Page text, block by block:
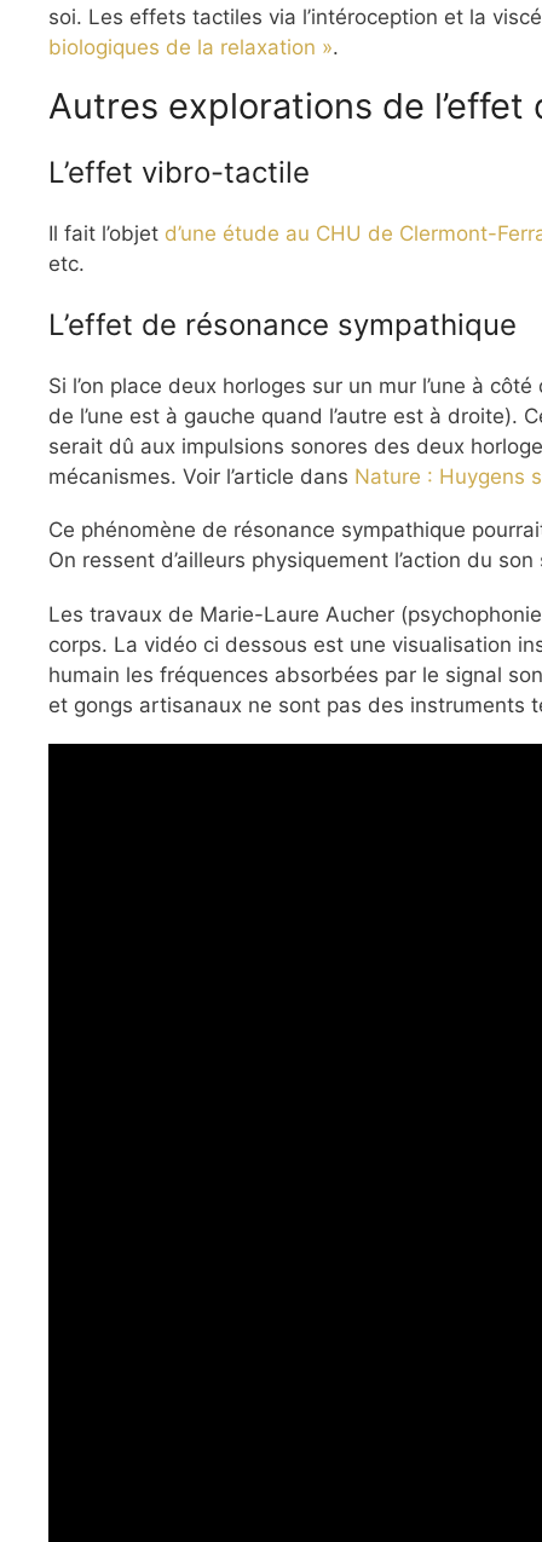
soi. Les effets tactiles via l’intéroception et la
biologiques de la relaxation ».
Autres explorations de l’effet
L’effet vibro-tactile
Il fait l’objet d’une étude au CHU de Clermont-
etc.
L’effet de résonance sympathique
Si l’on place deux horloges sur un mur l’une à
de l’une est à gauche quand l’autre est à
serait dû aux impulsions sonores des deux
mécanismes. Voir l’article dans Nature : Huygens
Ce phénomène de résonance sympathique
On ressent d’ailleurs physiquement l’action du
Les travaux de Marie-Laure Aucher
corps. La vidéo ci dessous est une visualisation
humain les fréquences absorbées par le signal
et gongs artisanaux ne sont pas des instruments